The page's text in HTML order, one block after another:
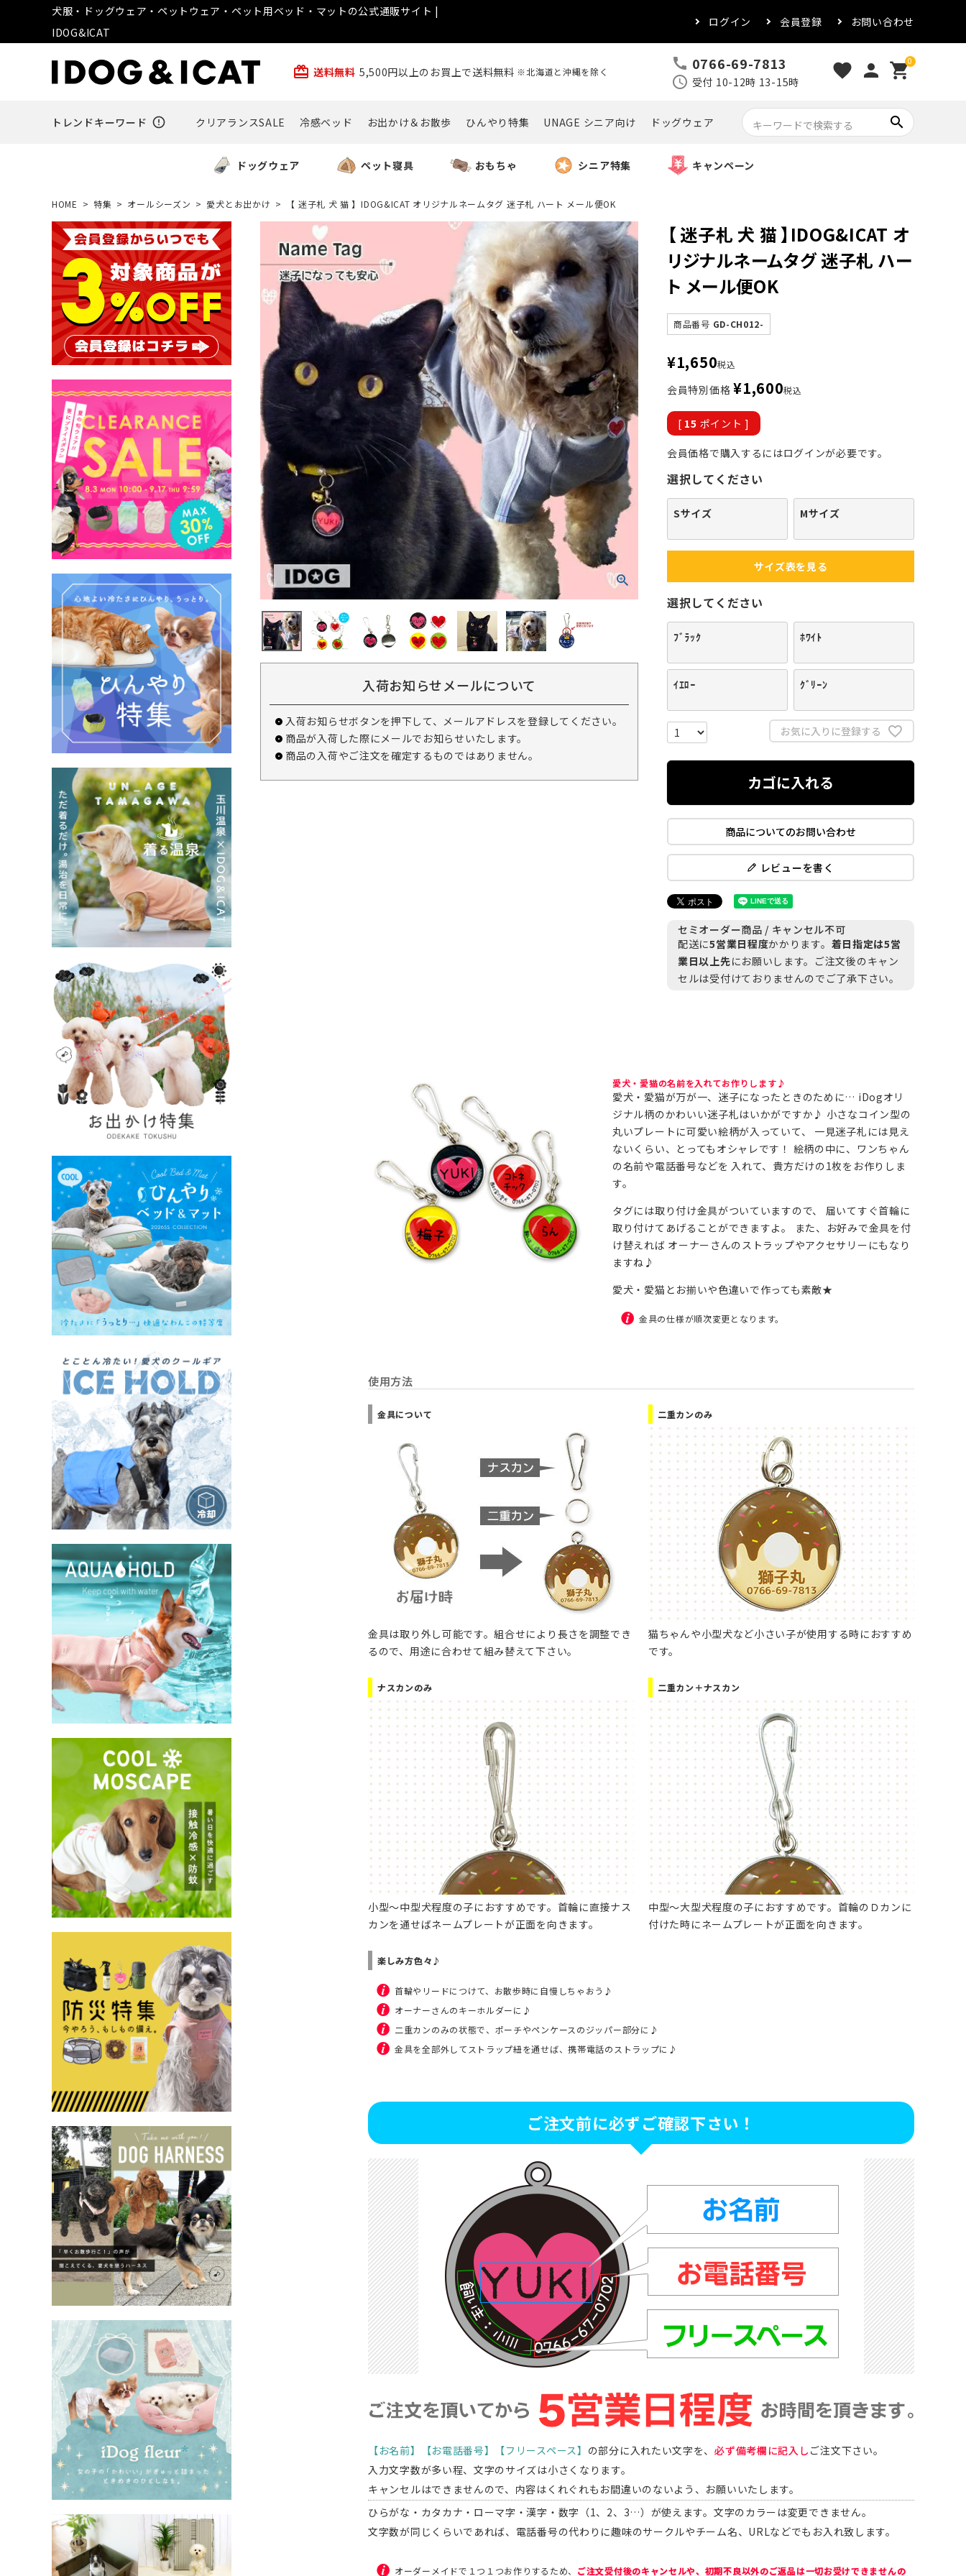
犬服・ドッグウェア・ペットウェア・ペット用ベッド・マットの公式通販サイト |
IDOG&ICAT
ログイン 会員登録 お問い合わせ
card_giftcard 送料無料 5,500円以上のお買上で送料無料 ※北海道と沖縄を除く call 0766-69-7813
schedule 受付 10-12時 13-15時
favorite person 0
shopping_cart
トレンドキーワード error_outline クリアランスSALE 冷感ベッド お出かけ＆お散歩 ひんやり特集 UNAGE シニア向け ドッグウェア search
ドッグウェア ペット寝具 おもちゃ シニア特集 キャンペーン
HOME 特集 オールシーズン 愛犬とお出かけ 【 迷子札 犬 猫 】IDOG&ICAT オリジナルネームタグ 迷子札 ハート メール便OK
入荷お知らせメールについて
入荷お知らせボタンを押下して、メールアドレスを登録してください。
商品が入荷した際にメールでお知らせいたします。
商品の入荷やご注文を確定するものではありません。
【 迷子札 犬 猫 】IDOG&ICAT オ
リジナルネームタグ 迷子札 ハー
ト メール便OK
商品番号 GD-CH012-
¥1,650税込
会員特別価格 ¥1,600税込
[ 15 ポイント ]
会員価格で購入するにはログインが必要です。
選択してください
Sサイズ Mサイズ
サイズ表を見る
選択してください
ﾌﾞﾗｯｸ ﾎﾜｲﾄ
ｲｴﾛｰ ｸﾞﾘｰﾝ
お気に入りに登録する
カゴに入れる
商品についてのお問い合わせ
レビューを書く
セミオーダー商品 / キャンセル不可
配送に5営業日程度かかります。 着日指定は5営
業日以上先にお願いします。ご注文後のキャン
セルは受付けておりませんのでご了承下さい。
愛犬・愛猫の名前を入れてお作りします♪
愛犬・愛猫が万が一、迷子になったときのために… iDogオリ
ジナル柄のかわいい迷子札はいかがですか♪ 小さなコイン型の
丸いプレートに可愛い絵柄が入っていて、 一見迷子札には見え
ないくらい、とってもオシャレです！ 絵柄の中に、ワンちゃん
の名前や電話番号などを 入れて、貴方だけの1枚をお作りしま
す。
タグには取り付け金具がついていますので、 届いてすぐ首輪に
取り付けてあげることができますよ。 また、お好みで金具を付
け替えれば オーナーさんのストラップやアクセサリーにもなり
ますね♪
愛犬・愛猫とお揃いや色違いで作っても素敵★
金具の仕様が順次変更となります。
使用方法
金具について
金具は取り外し可能です。組合せにより長さを調整でき
るので、用途に合わせて組み替えて下さい。
二重カンのみ
猫ちゃんや小型犬など小さい子が使用する時におすすめ
です。
ナスカンのみ
小型～中型犬程度の子におすすめです。首輪に直接ナス
カンを通せばネームプレートが正面を向きます。
二重カン＋ナスカン
中型～大型犬程度の子におすすめです。首輪のＤカンに
付けた時にネームプレートが正面を向きます。
楽しみ方色々♪
首輪やリードにつけて、お散歩時に自慢しちゃおう♪
オーナーさんのキーホルダーに♪
二重カンのみの状態で、ポーチやペンケースのジッパー部分に♪
金具を全部外してストラップ紐を通せば、携帯電話のストラップに♪
ご注文前に必ずご確認下さい！
【お名前】【お電話番号】【フリースペース】 の部分に入れたい文字を、必ず備考欄に記入し ご注文下さい。
入力文字数が多い程、文字のサイズは小さくなります。
キャンセルはできませんので、内容はくれぐれもお間違いのないよう、お願いいたします。
ひらがな・カタカナ・ローマ字・漢字・数字（1、2、3…）が使えます。文字のカラーは変更できません。
文字数が同じくらいであれば、電話番号の代わりに趣味のサークルやチーム名、URLなどでもお入れ致します。
オーダーメイドで１つ１つお作りするため、 ご注文受付後のキャンセルや、初期不良以外のご返品は一切お受けできませんの